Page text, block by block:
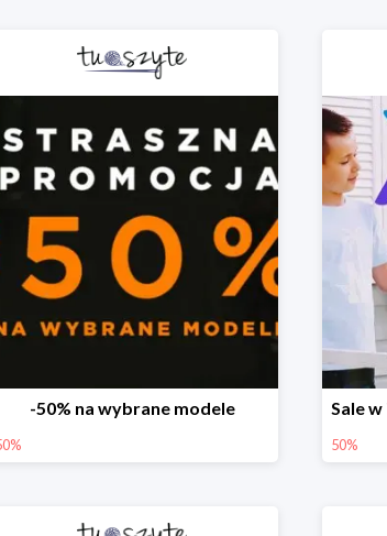
-50% na wybrane modele
50%